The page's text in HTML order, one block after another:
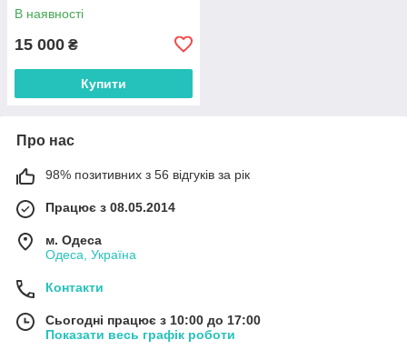
В наявності
15 000 ₴
Купити
Про нас
98% позитивних з 56 відгуків за рік
Працює з 08.05.2014
м. Одеса
Одеса, Україна
Контакти
Сьогодні працює з 10:00 до 17:00
Показати весь графік роботи